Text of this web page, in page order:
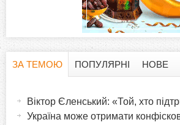
ЗА ТЕМОЮ
ПОПУЛЯРНІ НОВЕ
Віктор Єленський: «Той, хто
Україна може отримати